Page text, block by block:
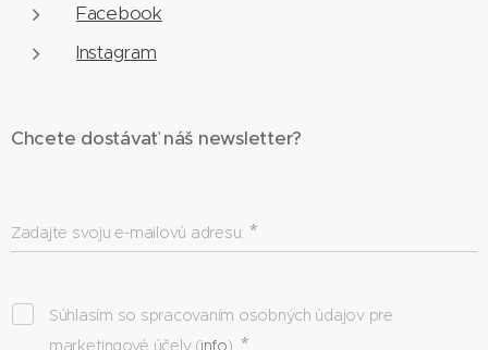
Facebook
Instagram
Chcete dostávať náš newsletter?
Zadajte svoju e-mailovú adresu:
Súhlasím so spracovaním osobných údajov pre
marketingové účely (info)